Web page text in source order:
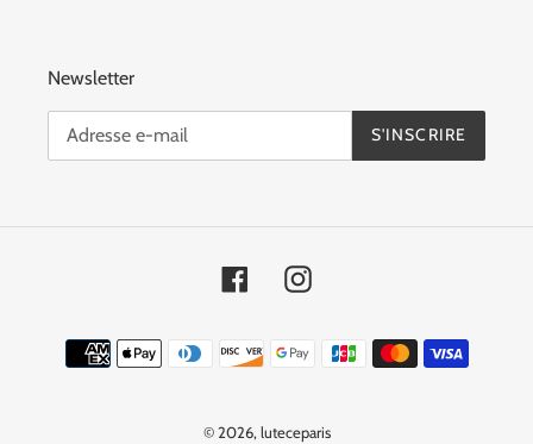
Newsletter
S'INSCRIRE
FacebookInstagram
Moyens
de
© 2026, luteceparis